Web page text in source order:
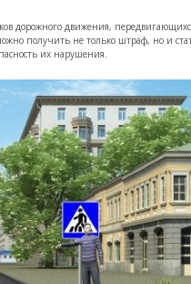
дорожного движения,
получить не только штраф, но и
их нарушения.